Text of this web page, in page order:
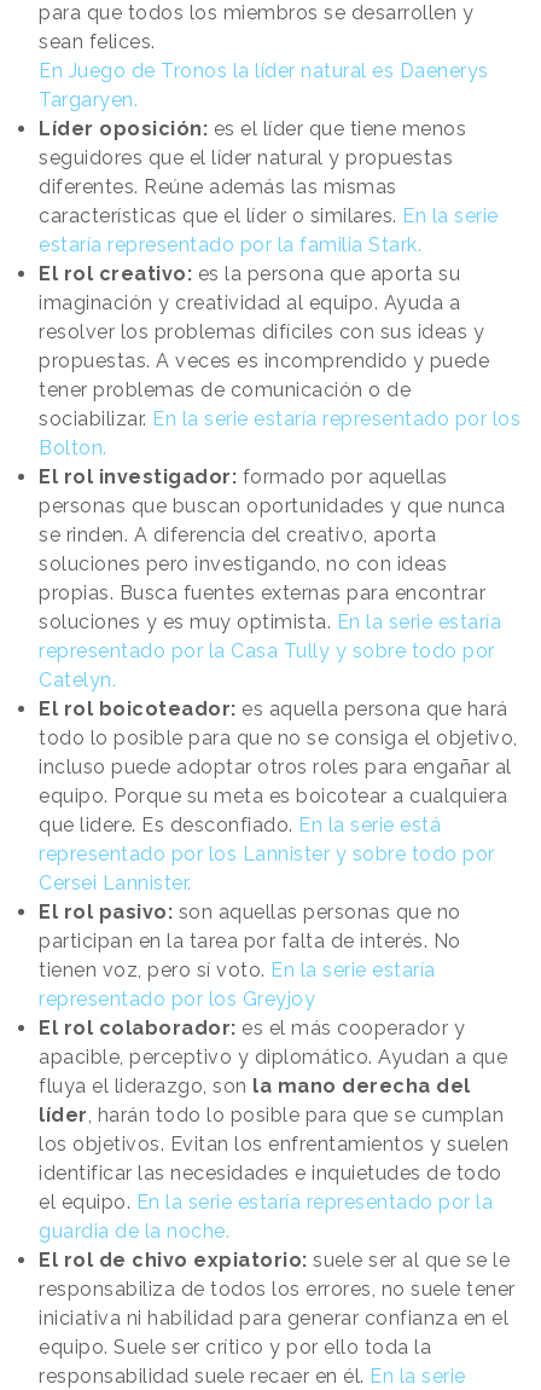
para que todos los miembros se desarrollen y
sean felices.
En Juego de Tronos la líder natural es Daenerys
Targaryen.
Líder oposición: es el líder que tiene menos
seguidores que el líder natural y propuestas
diferentes. Reúne además las mismas
características que el líder o similares. En la serie
estaría representado por la familia Stark.
El rol creativo: es la persona que aporta su
imaginación y creatividad al equipo. Ayuda a
resolver los problemas difíciles con sus ideas y
propuestas. A veces es incomprendido y puede
tener problemas de comunicación o de
sociabilizar. En la serie estaría representado por los
Bolton.
El rol investigador: formado por aquellas
personas que buscan oportunidades y que nunca
se rinden. A diferencia del creativo, aporta
soluciones pero investigando, no con ideas
propias. Busca fuentes externas para encontrar
soluciones y es muy optimista. En la serie estaría
representado por la Casa Tully y sobre todo por
Catelyn.
El rol boicoteador: es aquella persona que hará
todo lo posible para que no se consiga el objetivo,
incluso puede adoptar otros roles para engañar al
equipo. Porque su meta es boicotear a cualquiera
que lidere. Es desconfiado. En la serie está
representado por los Lannister y sobre todo por
Cersei Lannister.
El rol pasivo: son aquellas personas que no
participan en la tarea por falta de interés. No
tienen voz, pero sí voto. En la serie estaría
representado por los Greyjoy
El rol colaborador: es el más cooperador y
apacible, perceptivo y diplomático. Ayudan a que
fluya el liderazgo, son la mano derecha del
líder, harán todo lo posible para que se cumplan
los objetivos. Evitan los enfrentamientos y suelen
identificar las necesidades e inquietudes de todo
el equipo. En la serie estaría representado por la
guardia de la noche.
El rol de chivo expiatorio: suele ser al que se le
responsabiliza de todos los errores, no suele tener
iniciativa ni habilidad para generar confianza en el
equipo. Suele ser crítico y por ello toda la
responsabilidad suele recaer en él. En la serie